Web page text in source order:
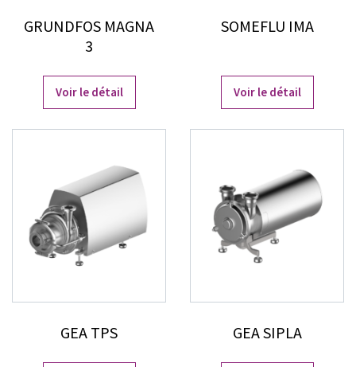
GRUNDFOS MAGNA
3
Voir le détail
SOMEFLU IMA
Voir le détail
GEA TPS GEA SIPLA